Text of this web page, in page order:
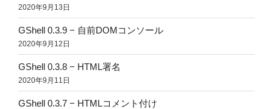
2020年9月13日
GShell 0.3.9 − 自前DOMコンソール
2020年9月12日
GShell 0.3.8 − HTML署名
2020年9月11日
GShell 0.3.7 − HTMLコメント付け